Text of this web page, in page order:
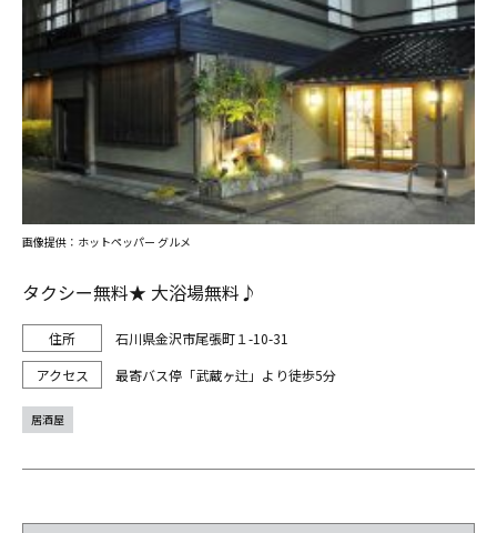
タクシー無料★ 大浴場無料♪
石川県金沢市尾張町１-10-31
最寄バス停「武蔵ヶ辻」より徒歩5分
画像提供：ホットペッパー グルメ
居酒屋